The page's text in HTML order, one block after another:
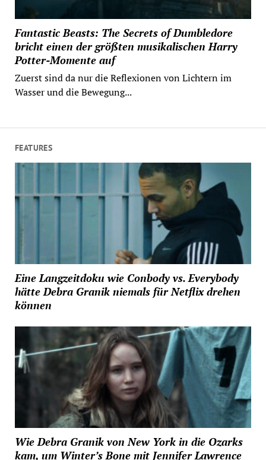
Fantastic Beasts: The Secrets of Dumbledore
bricht einen der größten musikalischen Harry
Potter-Momente auf
Zuerst sind da nur die Reflexionen von Lichtern im
Wasser und die Bewegung...
FEATURES
Eine Langzeitdoku wie Conbody vs. Everybody
hätte Debra Granik niemals für Netflix drehen
können
Wie Debra Granik von New York in die Ozarks
kam, um Winter’s Bone mit Jennifer Lawrence